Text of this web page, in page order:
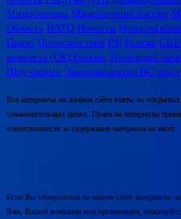
Минобороны Минобороны России
Область НАТО Новости Новости
Право Происшествия РФ Россия
комитета (СК) России Уголовный
Шоу-бизнес Экономколлегия ВС
Все материалы на данном сайте взяты из
ознакомительных целях. Права на материалы
ответственности за содержание материала не несет.
Если Вы обнаружили на нашем сайте материалы,
Вам, Вашей компании или организации,